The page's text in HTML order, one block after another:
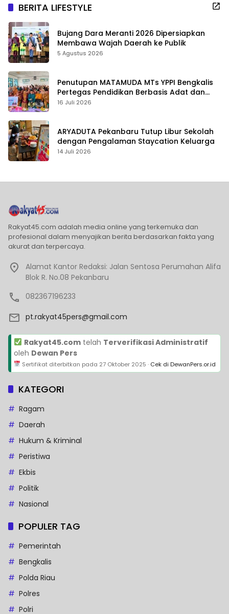
BERITA LIFESTYLE
Bujang Dara Meranti 2026 Dipersiapkan
Membawa Wajah Daerah ke Publik
5 Agustus 2026
Penutupan MATAMUDA MTs YPPI Bengkalis
Pertegas Pendidikan Berbasis Adat dan
Karakter
16 Juli 2026
ARYADUTA Pekanbaru Tutup Libur Sekolah
dengan Pengalaman Staycation Keluarga
14 Juli 2026
Rakyat45.com adalah media online yang terkemuka dan
profesional dalam menyajikan berita berdasarkan fakta yang
akurat dan terpercaya.
Alamat Kantor Redaksi: Jalan Sentosa Perumahan Alifa
Blok R. No.08 Pekanbaru
082367196233
pt.rakyat45pers@gmail.com
Rakyat45.comtelah Terverifikasi Administratif
oleh Dewan Pers
Sertifikat diterbitkan pada 27 Oktober 2025 · Cek di DewanPers.or.id
KATEGORI
Ragam
Daerah
Hukum & Kriminal
Peristiwa
Ekbis
Politik
Nasional
POPULER TAG
Pemerintah
Bengkalis
Polda Riau
Polres
Polri